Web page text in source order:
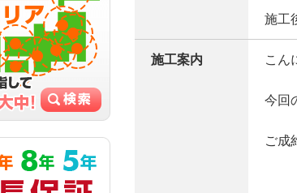
施工
施工案内 こん
今回
ご成